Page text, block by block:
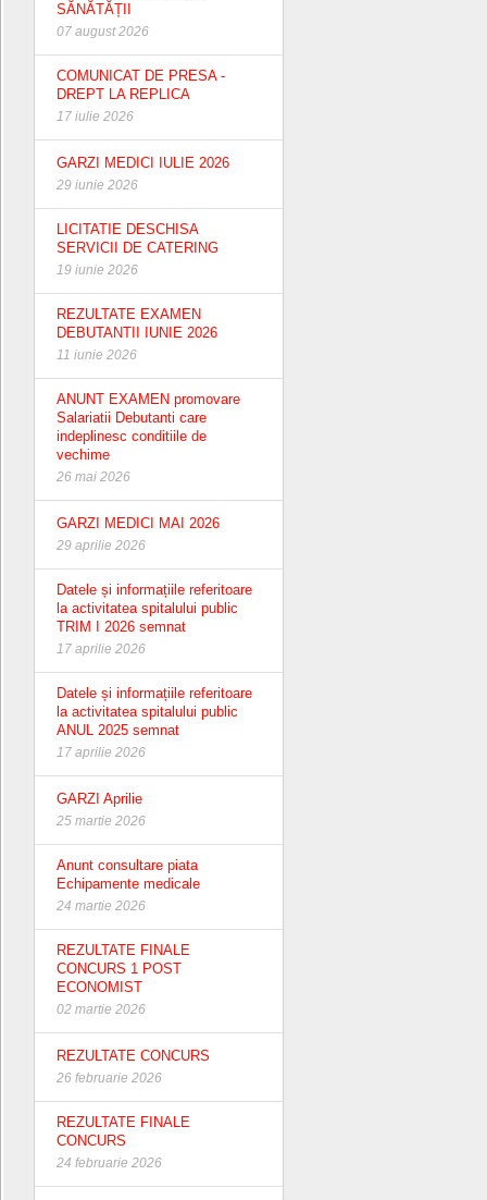
SĂNĂTĂȚII
07 august 2026
COMUNICAT DE PRESA -
DREPT LA REPLICA
17 iulie 2026
GARZI MEDICI IULIE 2026
29 iunie 2026
LICITATIE DESCHISA
SERVICII DE CATERING
19 iunie 2026
REZULTATE EXAMEN
DEBUTANTII IUNIE 2026
11 iunie 2026
ANUNT EXAMEN promovare
Salariatii Debutanti care
indeplinesc conditiile de
vechime
26 mai 2026
GARZI MEDICI MAI 2026
29 aprilie 2026
Datele și informațiile referitoare
la activitatea spitalului public
TRIM I 2026 semnat
17 aprilie 2026
Datele și informațiile referitoare
la activitatea spitalului public
ANUL 2025 semnat
17 aprilie 2026
GARZI Aprilie
25 martie 2026
Anunt consultare piata
Echipamente medicale
24 martie 2026
REZULTATE FINALE
CONCURS 1 POST
ECONOMIST
02 martie 2026
REZULTATE CONCURS
26 februarie 2026
REZULTATE FINALE
CONCURS
24 februarie 2026